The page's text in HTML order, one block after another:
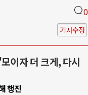
0
기사수정
이자 더 크게, 다시
행진